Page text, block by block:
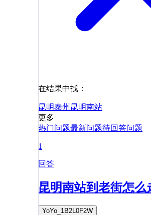
在结果中找：
昆明泰州 昆明南站
更多
热门问题最新问题待回答问题
1
回答
昆明南站到老街怎么
YoYo_1B2L0F2W